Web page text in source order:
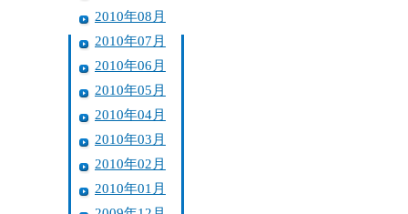
2010年08月
2010年07月
2010年06月
2010年05月
2010年04月
2010年03月
2010年02月
2010年01月